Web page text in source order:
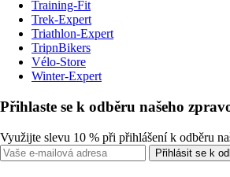
Training-Fit
Trek-Expert
Triathlon-Expert
TripnBikers
Vélo-Store
Winter-Expert
Přihlaste se k odběru našeho
Využijte slevu 10 % při přihlášení k odběru
Přihlásit se k